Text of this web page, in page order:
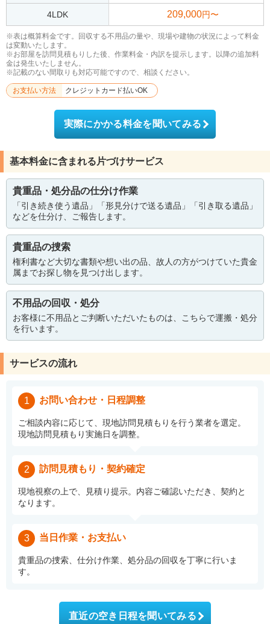
4LDK 209,000円〜
※表は概算料金です。回収する不用品の量や、現場や建物の状況によって料金
は変動いたします。
※お部屋を訪問見積もりした後、作業料金・内訳を提示します。以降の追加料
金は発生いたしません。
※記載のない間取りも対応可能ですので、相談ください。
お支払い方法 クレジットカード払いOK
実際にかかる料金を聞いてみる
基本料金に含まれる片づけサービス
貴重品・処分品の仕分け作業
「引き続き使う遺品」「形見分けで送る遺品」「引き取る遺品」
などを仕分け、ご報告します。
貴重品の捜索
権利書など大切な書類や想い出の品、故人の方がつけていた貴金
属までお探し物を見つけ出します。
不用品の回収・処分
お客様に不用品とご判断いただいたものは、こちらで運搬・処分
を行います。
サービスの流れ
1 お問い合わせ・日程調整
ご相談内容に応じて、現地訪問見積もりを行う業者を選定。
現地訪問見積もり実施日を調整。
2 訪問見積もり・契約確定
現地視察の上で、見積り提示。内容ご確認いただき、契約と
なります。
3 当日作業・お支払い
貴重品の捜索、仕分け作業、処分品の回収を丁寧に行いま
す。
直近の空き日程を聞いてみる